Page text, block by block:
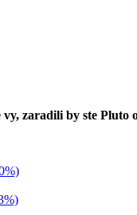
zaradili by ste Pluto